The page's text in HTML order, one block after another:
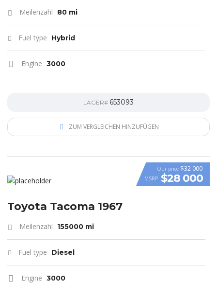
Meilenzahl 80 mi
Fuel type Hybrid
Engine 3000
LAGER# 653093
ZUM VERGLEICHEN HINZUFÜGEN
Our price $32 000
MSRP $28 000
Toyota Tacoma 1967
Meilenzahl 155000 mi
Fuel type Diesel
Engine 3000